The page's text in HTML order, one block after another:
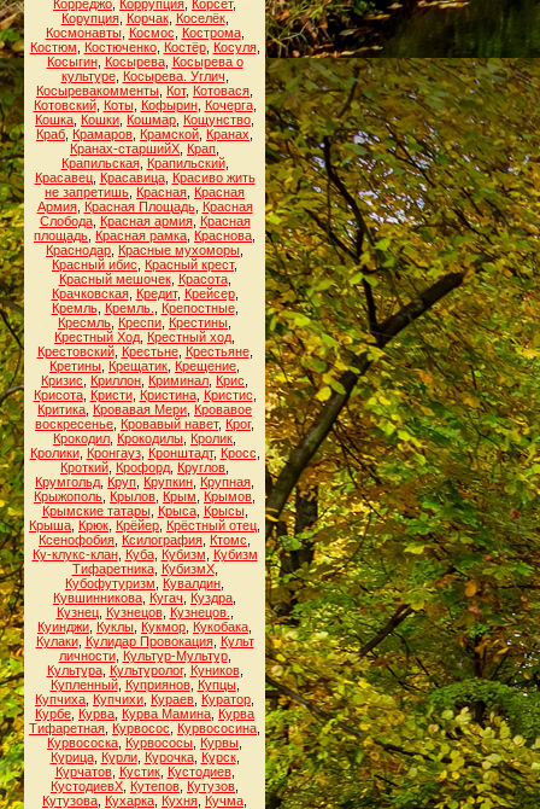
Корреджо Коррупция Корсет,
Корупция, Корчак, Коселёк,
Космонавты, Космос Кострома,
Костюм
Костюченко, Костёр, Косуля,
Косыгин, Косырева, Косырева о
культуре, Косырева. Углич
Косыревакомменты Кот, Котовася
Котовский, Коты, Кофырин, Кочерга,
Кошка Кошки Кошмар Кощунство
Краб Крамаров Крамской Кранах
Кранах-старшийХ Крап
Крапильская, Крапильский,
Красавец, Красавица, Красиво жить
не запретишь Красная Красная
Армия, Красная Площадь, Красная
Слобода, Красная армия, Красная
площадь Красная рамка Краснова
Краснодар Красные мухоморы
Красный ибис
Красный крест,
Красный мешочек, Красота,
Крачковская, Кредит, Крейсер,
Кремль, Кремль. Крепостные,
Кресмль Креспи Крестины
Крестный Ход Крестный ход
Крестовский, Крестьне, Крестьяне,
Кретины Крещатик Крещение
Кризис
Криллон Криминал Крис
Крисота, Кристи, Кристина, Кристис
Критика Кровавая Мери Кровавое
воскресенье Кровавый навет, Крог,
Крокодил Крокодилы Кролик
Кролики, Кронгауз, Кронштадт, Кросс
Кроткий Крофорд Круглов
Крумгольд Круп Крупкин Крупная
Крыжополь Крылов Крым Крымов
Крымские татары, Крыса, Крысы,
Крыша Крюк Крёйер Крёстный отец
Ксенофобия Ксилография Ктомс
Ку-клукс-клан, Куба, Кубизм
Кубизм
Тифаретника, КубизмХ,
Кубофутуризм
Кувалдин
Кувшинникова Кугач Куздра
Кузнец, Кузнецов, Кузнецов.
Куинджи Куклы Кукмор Кукобака
Кулаки, Кулидар Провокация, Культ
личности, Культур-Мультур,
Культура, Культуролог, Куников,
Купленный, Куприянов, Купцы,
Купчиха Купчихи Кураев Куратор
Курбе Курва Курва Мамина Курва
Тифаретная Курвосос Курвососина
Курвососка Курвососы Курвы
Курица, Курли, Курочка, Курск,
Курчатов, Кустик, Кустодиев,
КустодиевХ Кутепов Кутузов
Кутузова Кухарка Кухня Кучма